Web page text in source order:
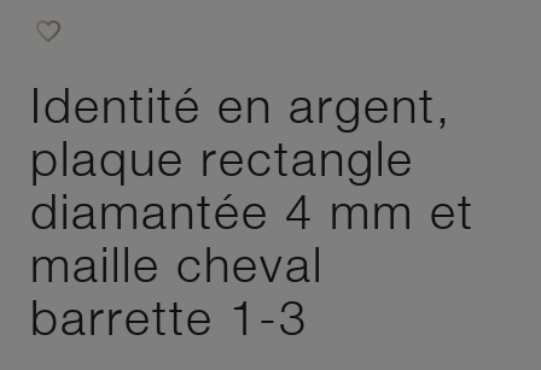
favorite_border
Identité en argent,
plaque rectangle
diamantée 4 mm et
maille cheval
barrette 1-3